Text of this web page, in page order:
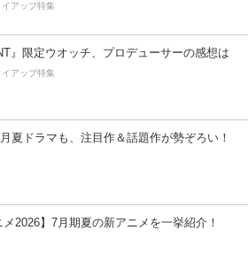
イアップ特集
』限定ウオッチ、プロデューサーの感想は
イアップ特集
夏ドラマも、注目作＆話題作が勢ぞろい！
メ2026】7月期夏の新アニメを一挙紹介！